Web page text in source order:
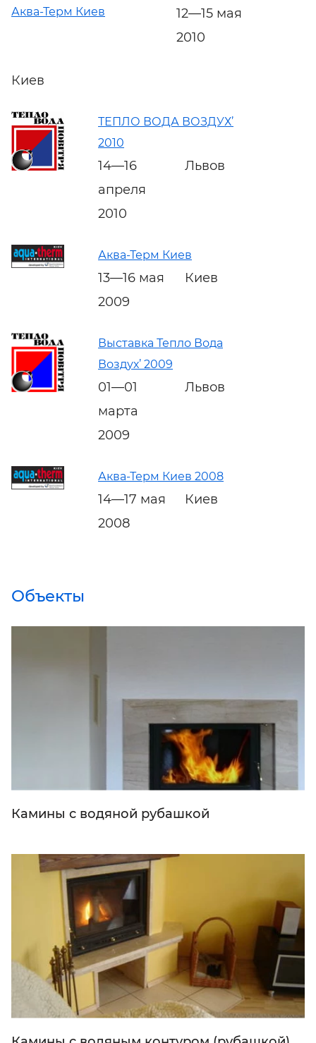
Аква-Терм Киев
12—15 мая
2010
Киев
ТЕПЛО ВОДА ВОЗДУХ’
2010
14—16
апреля
2010
Львов
Аква-Терм Киев
13—16 мая
2009
Киев
Выставка Тепло Вода
Воздух’ 2009
01—01
марта
2009
Львов
Аква-Терм Киев 2008
14—17 мая
2008
Киев
Объекты
Камины с водяной рубашкой